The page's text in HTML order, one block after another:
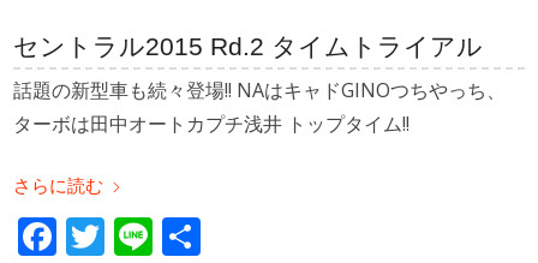
セントラル2015 Rd.2 タイムトライアル
話題の新型車も続々登場!! NAはキャドGINOつちやっち、
ターボは田中オートカプチ浅井 トップタイム!!
さらに読む
Facebook
Twitter
Line